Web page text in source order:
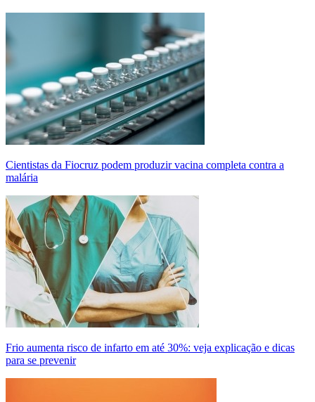
Cientistas da Fiocruz podem produzir vacina completa contra a
malária
Frio aumenta risco de infarto em até 30%: veja explicação e dicas
para se prevenir